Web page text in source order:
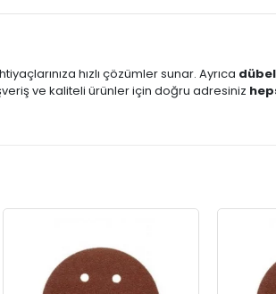
hızlı çözümler sunar. Ayrıca dübel
ve kaliteli ürünler için doğru adresiniz